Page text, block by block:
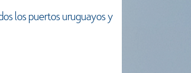
los puertos uruguayos y